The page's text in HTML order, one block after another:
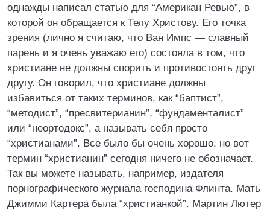
однажды написал статью для “Американ Ревью”, в
которой он обращается к Телу Христову. Его точка
зрения (лично я считаю, что Ван Импс — славный
парень и я очень уважаю его) состояла в том, что
христиане не должны спорить и противостоять друг
другу. Он говорил, что христиане должны
избавиться от таких терминов, как “баптист”,
“методист”, “пресвитерианин”, “фундаменталист”
или “неортодокс”, а называть себя просто
“христианами”. Все было бы очень хорошо, но вот
термин “христианин” сегодня ничего не обозначает.
Так вы можете называть, например, издателя
порнографического журнала господина Флинта. Мать
Джимми Картера была “христианкой”. Мартин Лютер